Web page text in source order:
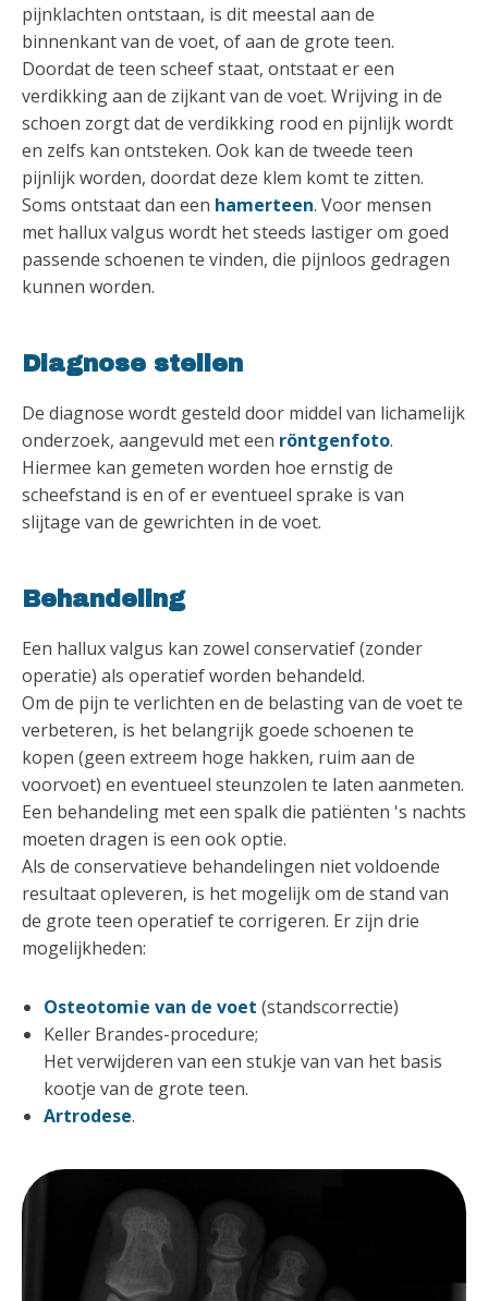
pijnklachten ontstaan, is dit meestal aan de
binnenkant van de voet, of aan de grote teen.
Doordat de teen scheef staat, ontstaat er een
verdikking aan de zijkant van de voet. Wrijving in de
schoen zorgt dat de verdikking rood en pijnlijk wordt
en zelfs kan ontsteken. Ook kan de tweede teen
pijnlijk worden, doordat deze klem komt te zitten.
Soms ontstaat dan een hamerteen. Voor mensen
met hallux valgus wordt het steeds lastiger om goed
passende schoenen te vinden, die pijnloos gedragen
kunnen worden.
Diagnose stellen
De diagnose wordt gesteld door middel van lichamelijk
onderzoek, aangevuld met een röntgenfoto.
Hiermee kan gemeten worden hoe ernstig de
scheefstand is en of er eventueel sprake is van
slijtage van de gewrichten in de voet.
Behandeling
Een hallux valgus kan zowel conservatief (zonder
operatie) als operatief worden behandeld.
Om de pijn te verlichten en de belasting van de voet te
verbeteren, is het belangrijk goede schoenen te
kopen (geen extreem hoge hakken, ruim aan de
voorvoet) en eventueel steunzolen te laten aanmeten.
Een behandeling met een spalk die patiënten 's nachts
moeten dragen is een ook optie.
Als de conservatieve behandelingen niet voldoende
resultaat opleveren, is het mogelijk om de stand van
de grote teen operatief te corrigeren. Er zijn drie
mogelijkheden:
Osteotomie van de voet (standscorrectie)
Keller Brandes-procedure;
Het verwijderen van een stukje van van het basis
kootje van de grote teen.
Artrodese.